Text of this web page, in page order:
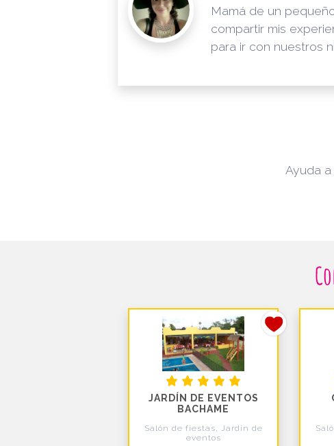
Mamá de un
compartir mis
para ir con nuestros
Ayuda
JARDÍN DE EVENTOS
BACHAME
Salón de fiestas, Jardín de
eventos